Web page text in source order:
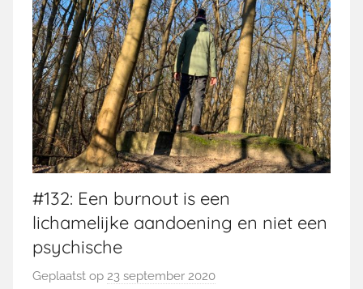
#132: Een burnout is een
lichamelijke aandoening en niet een
psychische
Geplaatst op 23 september 2020